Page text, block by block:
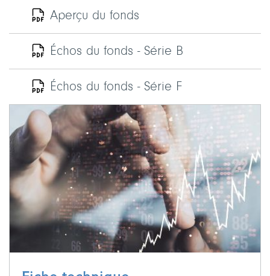
Aperçu du fonds
Échos du fonds - Série B
Échos du fonds - Série F